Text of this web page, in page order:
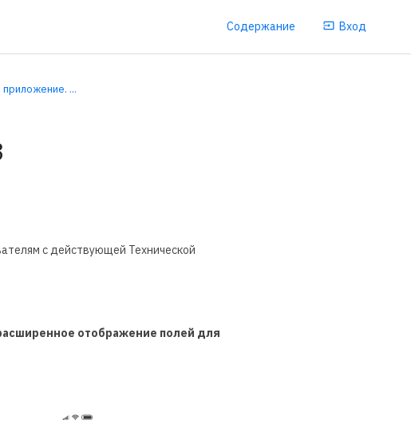
Содержание Вход
...
с действующей Технической
отображение полей для